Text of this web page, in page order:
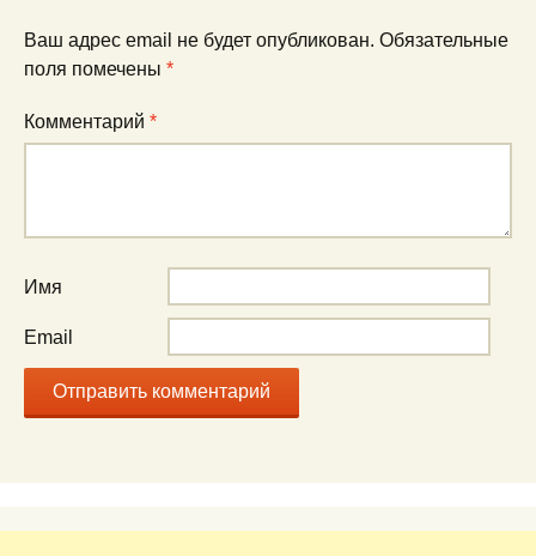
Ваш адрес email не будет опубликован. Обязательные
поля помечены *
Комментарий *
Имя
Email